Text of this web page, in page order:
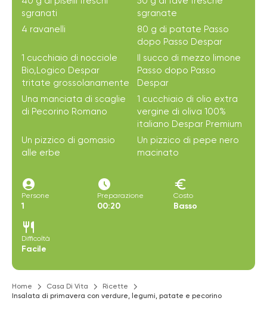
sgranati
sgranate
4 ravanelli
80 g di patate Passo
dopo Passo Despar
1 cucchiaio di nocciole
Bio,Logico Despar
tritate grossolanamente
Il succo di mezzo limone
Passo dopo Passo
Despar
Una manciata di scaglie
di Pecorino Romano
1 cucchiaio di olio extra
vergine di oliva 100%
italiano Despar Premium
Un pizzico di gomasio
alle erbe
Un pizzico di pepe nero
macinato
account_circle
Persone
1
access_time_filled
Preparazione
00:20
euro
Costo
Basso
restaurant
Difficoltà
Facile
Home Casa Di Vita
Ricette
Insalata di primavera con verdure, legumi, patate e pecorino